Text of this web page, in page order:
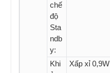
chế
độ
Sta
ndb
y:
Khi
Xấp xỉ 0,9W